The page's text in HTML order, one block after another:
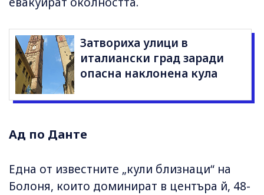
Затвориха улици в
италиански град заради
опасна наклонена кула
Ад по Данте
Една от известните „кули близнаци“ на
Болоня, които доминират в центъра й, 48-